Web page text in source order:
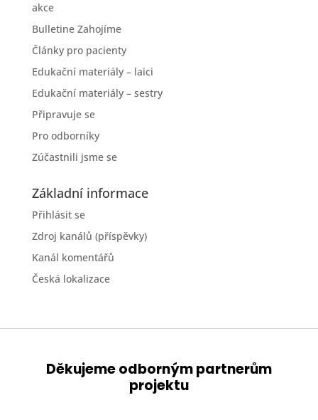
akce
Bulletine Zahojíme
Články pro pacienty
Edukační materiály – laici
Edukační materiály – sestry
Připravuje se
Pro odborníky
Zúčastnili jsme se
Základní informace
Přihlásit se
Zdroj kanálů (příspěvky)
Kanál komentářů
Česká lokalizace
Děkujeme odborným partnerům
projektu